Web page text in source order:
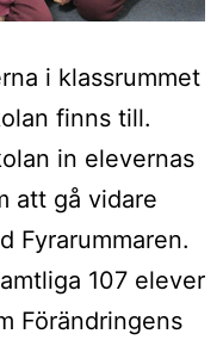
i klassrummet
finns till.
in elevernas
att gå vidare
Fyrarummaren.
107 elever
Förändringens